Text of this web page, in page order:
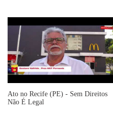
Ato no Recife (PE) - Sem Direitos
Não É Legal